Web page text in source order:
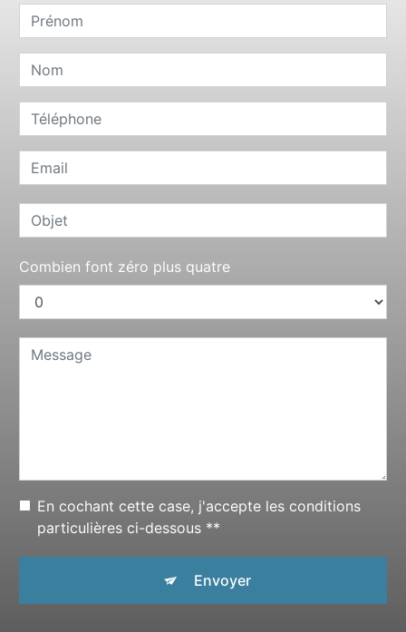
Combien font zéro plus quatre
En cochant cette case, j'accepte les conditions
particulières ci-dessous **
Envoyer